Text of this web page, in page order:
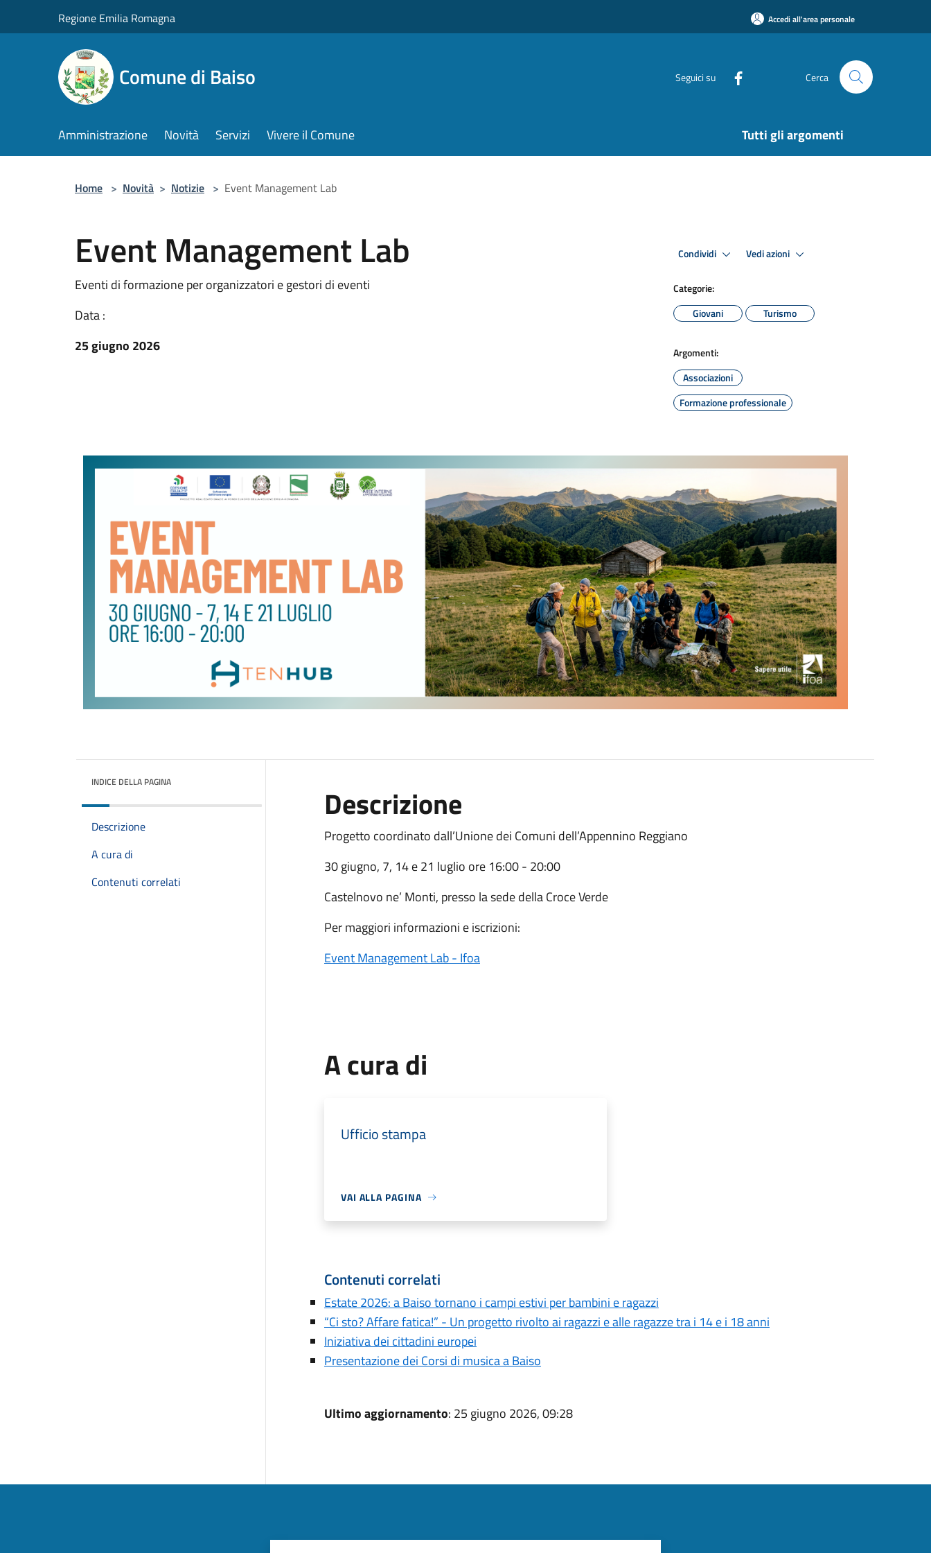
Regione Emilia Romagna Accedi all'area personale
Comune di Baiso Seguici su Cerca
Amministrazione Novità Servizi Vivere il Comune Tutti gli argomenti
Home > Novità > Notizie > Event Management Lab
Event Management Lab
Eventi di formazione per organizzatori e gestori di eventi
Data :
25 giugno 2026
Condividi Vedi azioni
Categorie:
Giovani
Turismo
Argomenti:
Associazioni
Formazione professionale
INDICE DELLA PAGINA
Descrizione
A cura di
Contenuti correlati
Descrizione
Progetto coordinato dall’Unione dei Comuni dell’Appennino Reggiano
30 giugno, 7, 14 e 21 luglio ore 16:00 - 20:00
Castelnovo ne’ Monti, presso la sede della Croce Verde
Per maggiori informazioni e iscrizioni:
Event Management Lab - Ifoa
A cura di
Ufficio stampa
VAI ALLA PAGINA
Contenuti correlati
Estate 2026: a Baiso tornano i campi estivi per bambini e ragazzi
“Ci sto? Affare fatica!” - Un progetto rivolto ai ragazzi e alle ragazze tra i 14 e i 18 anni
Iniziativa dei cittadini europei
Presentazione dei Corsi di musica a Baiso
Ultimo aggiornamento: 25 giugno 2026, 09:28